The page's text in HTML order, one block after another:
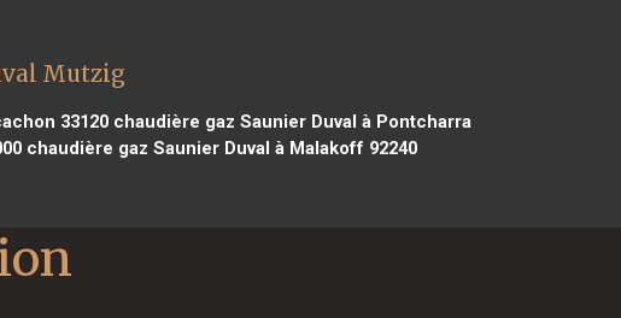
Mutzig
33120 chaudière gaz Saunier Duval à Pontcharra
chaudière gaz Saunier Duval à Malakoff 92240